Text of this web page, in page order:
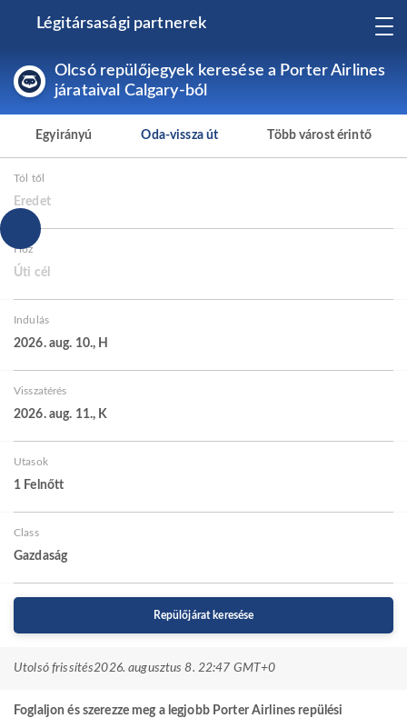
Légitársasági partnerek
Olcsó repülőjegyek keresése a Porter Airlines
járataival Calgary-ból
Egyirányú Oda-vissza út Több várost érintő
Tól től
Eredet
Hoz
Úti cél
Indulás
2026. aug. 10., H
Visszatérés
2026. aug. 11., K
Utasok
1 Felnőtt
Class
Gazdaság
Repülőjárat keresése
Utolsó frissítés2026. augusztus 8. 22:47 GMT+0
Foglaljon és szerezze meg a legjobb Porter Airlines repülési